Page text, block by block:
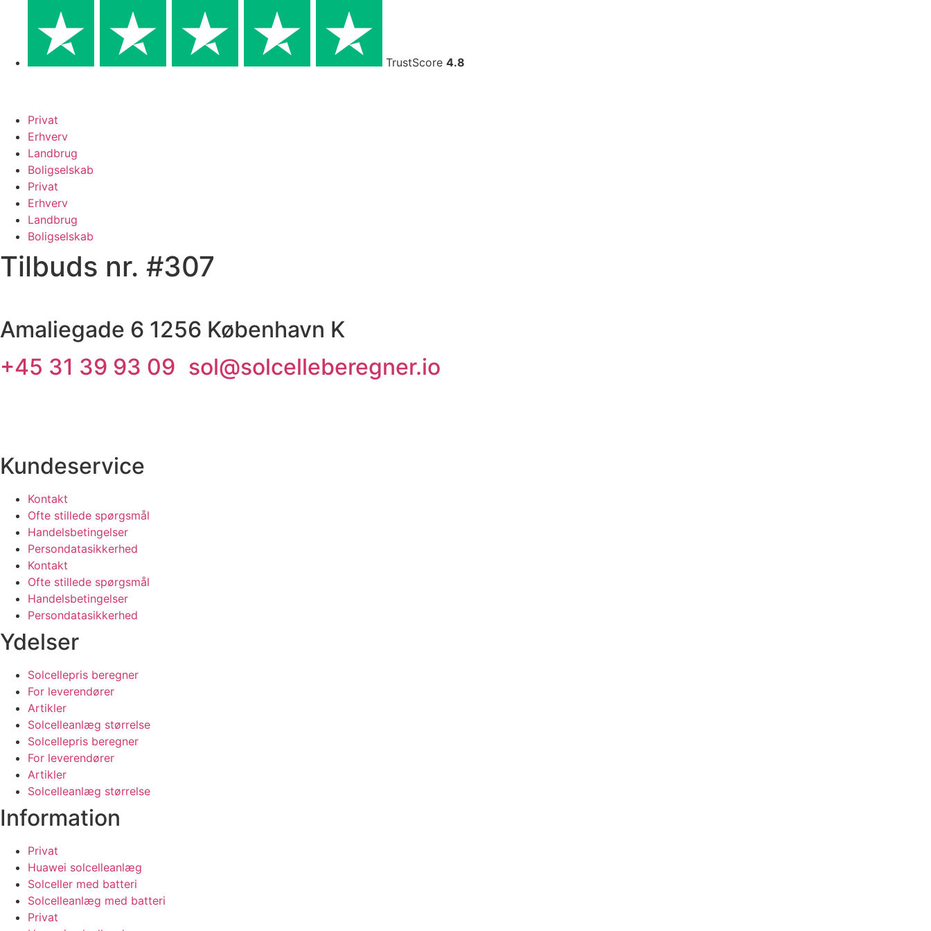
TrustScore 4.8
Privat
Erhverv
Landbrug
Boligselskab
Privat
Erhverv
Landbrug
Boligselskab
Tilbuds nr. #307
Amaliegade 6 1256 København K
+45 31 39 93 09 sol@solcelleberegner.io
Kundeservice
Kontakt
Ofte stillede spørgsmål
Handelsbetingelser
Persondatasikkerhed
Kontakt
Ofte stillede spørgsmål
Handelsbetingelser
Persondatasikkerhed
Ydelser
Solcellepris beregner
For leverendører
Artikler
Solcelleanlæg størrelse
Solcellepris beregner
For leverendører
Artikler
Solcelleanlæg størrelse
Information
Privat
Huawei solcelleanlæg
Solceller med batteri
Solcelleanlæg med batteri
Privat